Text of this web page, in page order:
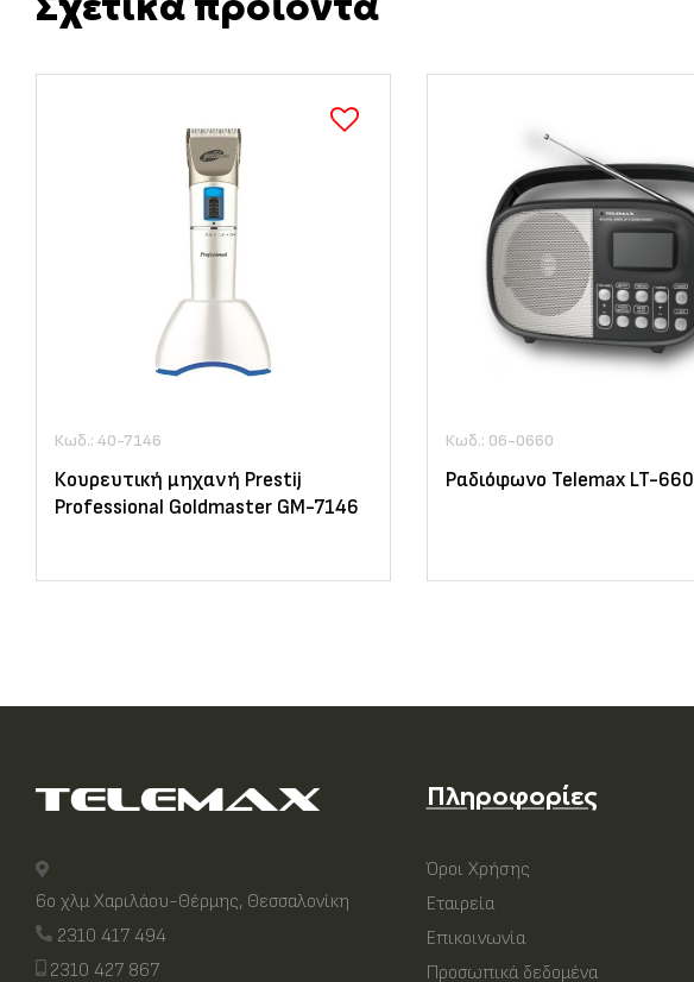
Κωδ.: 40-7146
Κουρευτική μηχανή Prestij
Professional Goldmaster GM-7146
Κωδ.: 06-0660
Ραδιόφωνο Telemax LT-660
6ο χλμ Χαριλάου-Θέρμης, Θεσσαλονίκη
2310 417 494
2310 427 867
Πληροφορίες
Όροι Χρήσης
Εταιρεία
Επικοινωνία
Προσωπικά δεδομένα